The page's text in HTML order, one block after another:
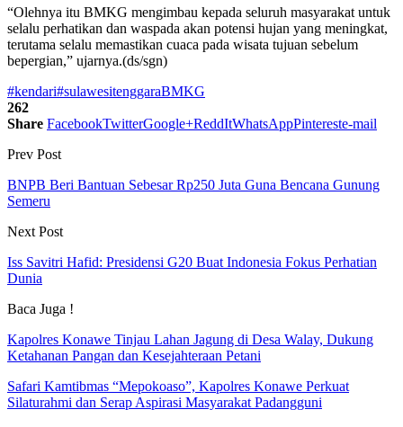
“Olehnya itu BMKG mengimbau kepada seluruh masyarakat untuk
selalu perhatikan dan waspada akan potensi hujan yang meningkat,
terutama selalu memastikan cuaca pada wisata tujuan sebelum
bepergian,” ujarnya.(ds/sgn)
#kendari#sulawesitenggaraBMKG
262
Share FacebookTwitterGoogle+ReddItWhatsAppPintereste-mail
Prev Post
BNPB Beri Bantuan Sebesar Rp250 Juta Guna Bencana Gunung
Semeru
Next Post
Iss Savitri Hafid: Presidensi G20 Buat Indonesia Fokus Perhatian
Dunia
Baca Juga !
Kapolres Konawe Tinjau Lahan Jagung di Desa Walay, Dukung
Ketahanan Pangan dan Kesejahteraan Petani
Safari Kamtibmas “Mepokoaso”, Kapolres Konawe Perkuat
Silaturahmi dan Serap Aspirasi Masyarakat Padangguni